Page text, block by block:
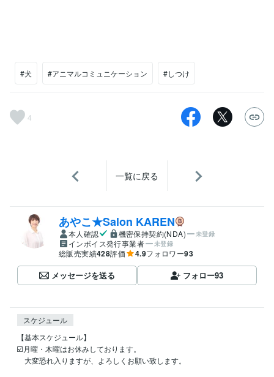
#犬 #アニマルコミュニケーション #しつけ
4
一覧に戻る
あやこ★Salon KAREN
本人確認 機密保持契約(NDA) 未登録
インボイス発行事業者 未登録
総販売実績428評価 4.9フォロワー93
メッセージを送る フォロー93
スケジュール
【基本スケジュール】
☑️月曜・木曜はお休みしております。
大変恐れ入りますが、よろしくお願い致します。